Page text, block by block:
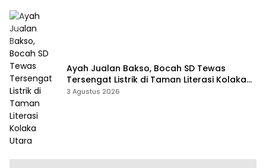
Ayah Jualan Bakso, Bocah SD Tewas
Tersengat Listrik di Taman Literasi Kolaka
Utara
3 Agustus 2026